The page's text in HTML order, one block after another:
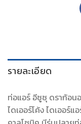
รายละเอียด
ท่อแอร์ อีซูซุ ดราก้อน
ไดเออร์โค้ง ไดเออร์